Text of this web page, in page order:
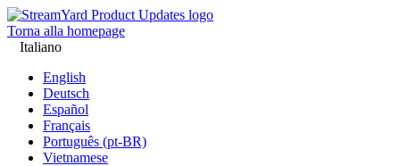
Torna alla homepage
Italiano
English
Deutsch
Español
Français
Português (pt-BR)
Vietnamese